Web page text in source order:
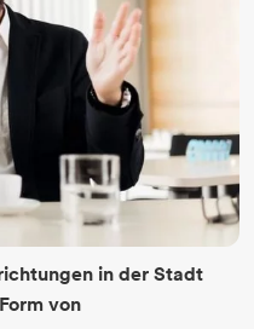
in der Stadt
von